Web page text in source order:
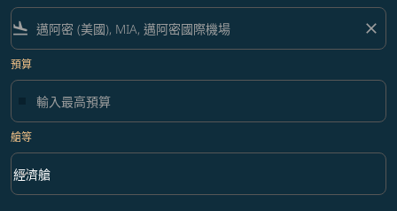
flight_land close
預算
艙等
艙等 option 經濟艙 Selected
經濟艙
keyboard_arrow_down